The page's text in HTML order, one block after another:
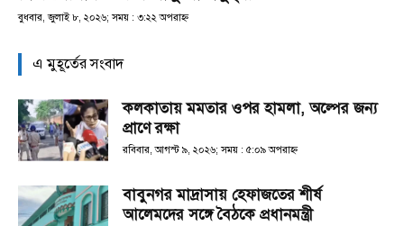
বুধবার, জুলাই ৮, ২০২৬; সময় : ৩:২২ অপরাহ্ণ
এ মুহূর্তের সংবাদ
কলকাতায় মমতার ওপর হামলা, অল্পের জন্য
প্রাণে রক্ষা
রবিবার, আগস্ট ৯, ২০২৬; সময় : ৫:০৯ অপরাহ্ণ
বাবুনগর মাদ্রাসায় হেফাজতের শীর্ষ
আলেমদের সঙ্গে বৈঠকে প্রধানমন্ত্রী